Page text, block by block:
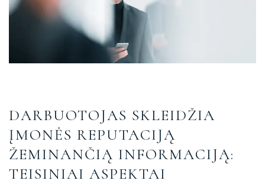
DARBUOTOJAS SKLEIDŽIA
ĮMONĖS REPUTACIJĄ
ŽEMINANČIĄ INFORMACIJĄ:
TEISINIAI ASPEKTAI